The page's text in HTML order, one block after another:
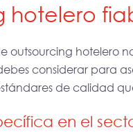
hotelero
outsourcing hotelero
considerar para
de calidad
en el